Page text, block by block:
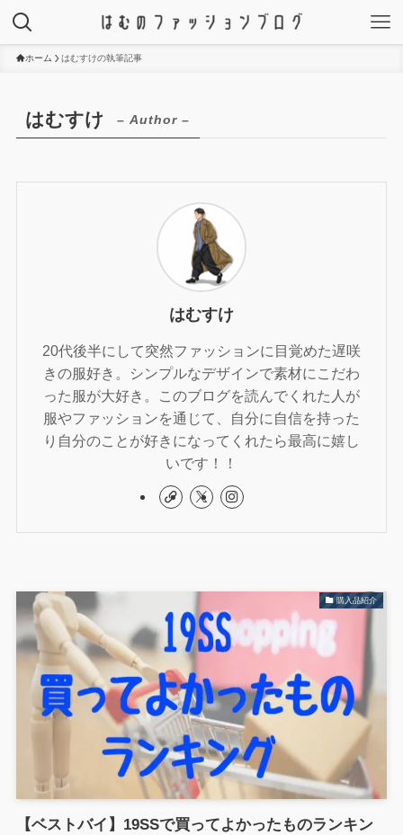
ホーム はむすけの執筆記事
はむすけ – Author –
はむすけ
20代後半にして突然ファッションに目覚めた遅咲
きの服好き。シンプルなデザインで素材にこだわ
った服が大好き。このブログを読んでくれた人が
服やファッションを通じて、自分に自信を持った
り自分のことが好きになってくれたら最高に嬉し
いです！！
購入品紹介
【ベストバイ】19SSで買ってよかったものランキン